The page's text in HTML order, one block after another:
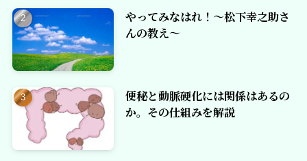
やってみなはれ！～松下幸之助さ
んの教え～
便秘と動脈硬化には関係はあるの
か。その仕組みを解説